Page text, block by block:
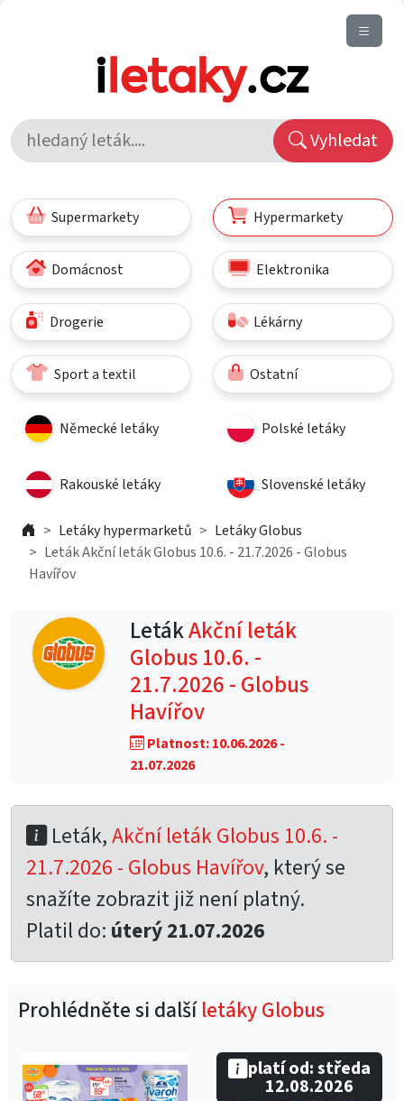
Vyhledat
Supermarkety Hypermarkety
Domácnost Elektronika
Drogerie Lékárny
Sport a textil Ostatní
Německé letáky Polské letáky
Rakouské letáky Slovenské letáky
Letáky hypermarketů
Letáky Globus
Leták Akční leták Globus 10.6. - 21.7.2026 - Globus
Havířov
LetákAkční leták
Globus 10.6. -
21.7.2026 - Globus
Havířov
Platnost: 10.06.2026 -
21.07.2026
Leták,Akční leták Globus 10.6. -
21.7.2026 - Globus Havířov, který se
snažíte zobrazit již není platný.
Platil do: úterý 21.07.2026
Prohlédněte si dalšíletáky Globus
platí od: středa
12.08.2026